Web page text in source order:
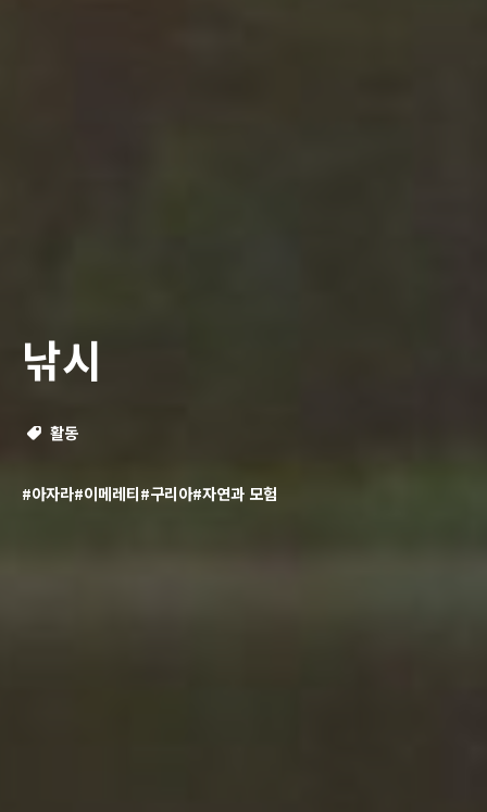
낚시
활동
#아자라#이메레티#구리아#자연과 모험